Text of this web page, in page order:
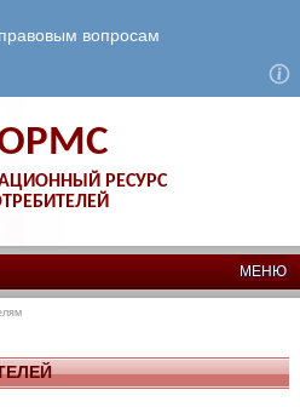
РЕСУРС
МЕНЮ